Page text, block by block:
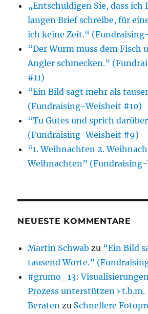
„Entschuldigen Sie, dass ich
langen Brief schreibe, für
ich keine Zeit.“
“Der Wurm muss dem Fisch
Angler schmecken.”
#11)
“Ein Bild sagt mehr als
(Fundraising-Weisheit #10)
“Tu Gutes und sprich
(Fundraising-Weisheit #9)
“1. Weihnachten 2.
Weihnachten”
NEUESTE KOMMENTARE
Martin Schwab zu “Ein Bild
tausend Worte.”
#grumo_13:
Prozess unterstützen ›
Beraten zu Schnellere